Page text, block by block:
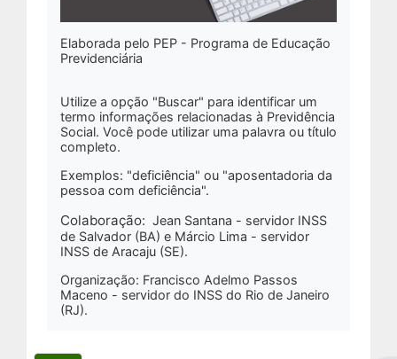
Elaborada pelo PEP - Programa de Educação
Previdenciária
Utilize a opção "Buscar" para identificar um
termo informações relacionadas à Previdência
Social. Você pode utilizar uma palavra ou título
completo.
Exemplos: "deficiência" ou "aposentadoria da
pessoa com deficiência".
Colaboração: Jean Santana - servidor INSS
de Salvador (BA) e Márcio Lima - servidor
INSS de Aracaju (SE).
Organização: Francisco Adelmo Passos
Maceno - servidor do INSS do Rio de Janeiro
(RJ).